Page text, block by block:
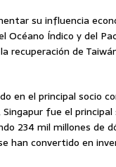
su influencia
Océano Índico y del
recuperación de
en el principal socio
fue el
234 mil millones de
han convertido en